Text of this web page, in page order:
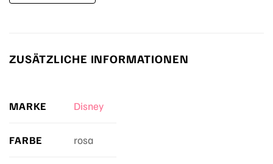
ZUSÄTZLICHE INFORMATIONEN
MARKE Disney
FARBE rosa